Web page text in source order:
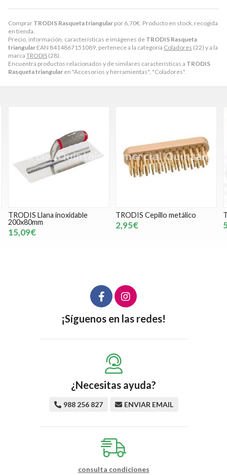
Comprar TRODIS Rasqueta triangular por 6,70€. Producto en stock, recogida
en tienda.
Precio, información, características e imágenes de TRODIS Rasqueta
triangular EAN 8414867151089, pertenece a la categoría Coladores (22) y a la
marca TRODIS (28).
Encuentra productos relacionados y de similares características a TRODIS
Rasqueta triangular en "Accesorios y herramientas", "Coladores".
TRODIS Llana inoxidable
200x80mm
15,09€
TRODIS Cepillo metálico
2,95€
¡Síguenos en las redes!
¿Necesitas ayuda?
988 256 827 ENVIAR EMAIL
consulta condiciones